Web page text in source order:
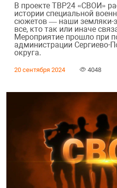
В проекте ТВР24 «СВОИ»
истории специальной
сюжетов — наши земляки-
все, кто так или иначе
Мероприятие прошло при
администрации Сергиево-
округа.
20 сентября 2024 4048